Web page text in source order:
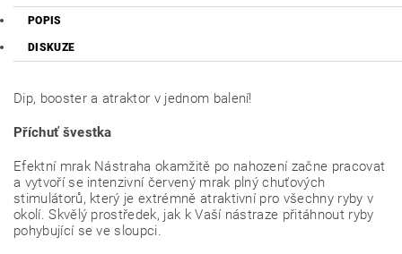
POPIS
DISKUZE
Dip, booster a atraktor v jednom balení!
Příchuť švestka
Efektní mrak Nástraha okamžitě po nahození začne pracovat
a vytvoří se intenzivní červený mrak plný chuťových
stimulátorů, který je extrémně atraktivní pro všechny ryby v
okolí. Skvělý prostředek, jak k Vaší nástraze přitáhnout ryby
pohybující se ve sloupci.